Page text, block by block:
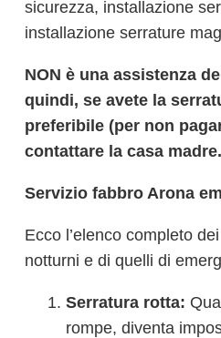
sicurezza, installazione
installazione serrature
NON è una assistenza
quindi, se avete la
preferibile (per non
contattare la casa madre.
Servizio fabbro Arona
Ecco l’elenco completo
notturni e di quelli di
Serratura rotta:
rompe, diventa